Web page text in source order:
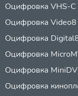
Оцифровка VHS-C
Оцифровка Video8
Оцифровка
Оцифровка
Оцифровка MiniDV
Оцифровка